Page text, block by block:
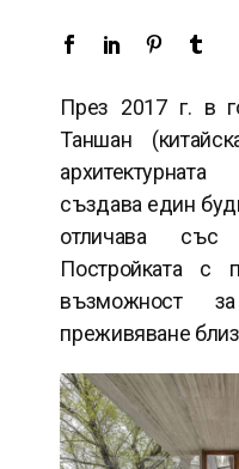
През 2017 г. в
Таншан
създава един
отличава със
Постройката
възможност
преживяване